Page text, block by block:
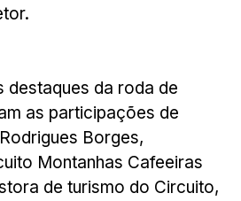
destaques da roda de
as participações de
Borges,
Montanhas Cafeeiras
de turismo do Circuito,